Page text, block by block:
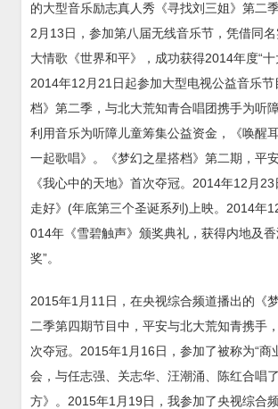
的大型音乐励志真人秀《寻找刘三姐》第二
2月13日，参加第八届无线音乐节，凭借同
大情歌《世界和平》，成功获得2014年度“十
2014年12月21日起参加大型电视公益音乐节
档》第二季，与北大荒知青合唱团携手为听
利用音乐为听障儿童筹集公益资金，《唤醒
一起歌唱》。《梦幻之星搭档》第二期，平
《我心中的天地》首次夺冠。2014年12月
走好》(年底第三个圣诞系列)上映。2014年
014年《雪碧触声》颁奖典礼，获得内地及香
奖”。
2015年1月11日，在央视综合频道播出的《
二季第四期节目中，平安与北大荒知青携手
次夺冠。2015年1月16日，参加了被称为“商
会，与任志强、关志华、汪潮涌、陈红合唱
方》。2015年1月19日，我参加了央视综合